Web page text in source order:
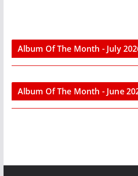
Album Of The Month - July
Album Of The Month - June